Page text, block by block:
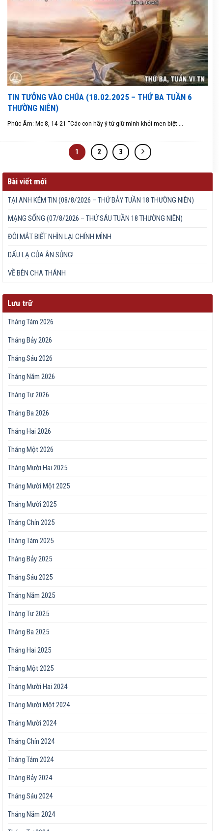
TIN TƯỞNG VÀO CHÚA (18.02.2025 – THỨ BA TUẦN 6
THƯỜNG NIÊN)
Phúc Âm: Mc 8, 14-21 “Các con hãy ý tứ giữ mình khỏi men biệt ...
1 2 3
Bài viết mới
TẠI ANH KÉM TIN (08/8/2026 – THỨ BẢY TUẦN 18 THƯỜNG NIÊN)
MẠNG SỐNG (07/8/2026 – THỨ SÁU TUẦN 18 THƯỜNG NIÊN)
ĐÔI MẮT BIẾT NHÌN LẠI CHÍNH MÌNH
DẤU LẠ CỦA ÂN SỦNG!
VỀ BÊN CHA THÁNH
Lưu trữ
Tháng Tám 2026
Tháng Bảy 2026
Tháng Sáu 2026
Tháng Năm 2026
Tháng Tư 2026
Tháng Ba 2026
Tháng Hai 2026
Tháng Một 2026
Tháng Mười Hai 2025
Tháng Mười Một 2025
Tháng Mười 2025
Tháng Chín 2025
Tháng Tám 2025
Tháng Bảy 2025
Tháng Sáu 2025
Tháng Năm 2025
Tháng Tư 2025
Tháng Ba 2025
Tháng Hai 2025
Tháng Một 2025
Tháng Mười Hai 2024
Tháng Mười Một 2024
Tháng Mười 2024
Tháng Chín 2024
Tháng Tám 2024
Tháng Bảy 2024
Tháng Sáu 2024
Tháng Năm 2024